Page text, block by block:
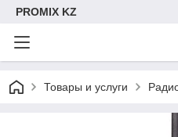
PROMIX KZ
Товары и услуги